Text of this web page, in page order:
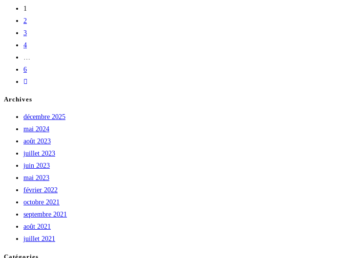
1
2
3
4
6
Archives
décembre 2025
mai 2024
août 2023
juillet 2023
juin 2023
mai 2023
février 2022
octobre 2021
septembre 2021
août 2021
juillet 2021